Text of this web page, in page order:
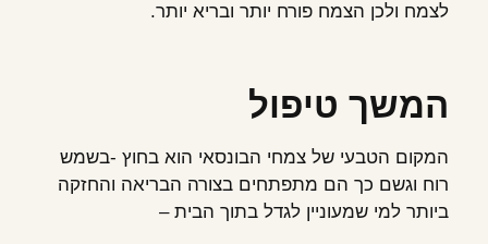
לצמח ולכן הצמח פורח יותר ובריא יותר.
המשך טיפול
המקום הטבעי של צמחי הבונסאי הוא בחוץ -בשמש
רוח וגשם כך הם מתפתחים בצורה הבריאה והחזקה
ביותר למי שמעוניין לגדל בתוך הבית –